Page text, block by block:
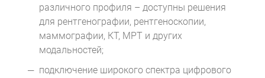
различного профиля – доступны решения
для рентгенографии, рентгеноскопии,
маммографии, КТ, МРТ и других
модальностей;
подключение широкого спектра цифрового